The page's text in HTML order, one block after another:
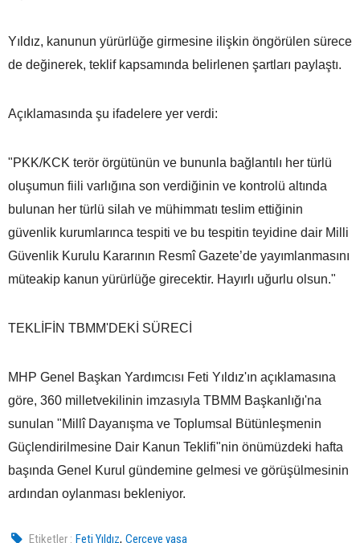
Yıldız, kanunun yürürlüğe girmesine ilişkin öngörülen sürece
de değinerek, teklif kapsamında belirlenen şartları paylaştı.
Açıklamasında şu ifadelere yer verdi:
"PKK/KCK terör örgütünün ve bununla bağlantılı her türlü
oluşumun fiili varlığına son verdiğinin ve kontrolü altında
bulunan her türlü silah ve mühimmatı teslim ettiğinin
güvenlik kurumlarınca tespiti ve bu tespitin teyidine dair Milli
Güvenlik Kurulu Kararının Resmî Gazete’de yayımlanmasını
müteakip kanun yürürlüğe girecektir. Hayırlı uğurlu olsun."
TEKLİFİN TBMM'DEKİ SÜRECİ
MHP Genel Başkan Yardımcısı Feti Yıldız'ın açıklamasına
göre, 360 milletvekilinin imzasıyla TBMM Başkanlığı'na
sunulan "Millî Dayanışma ve Toplumsal Bütünleşmenin
Güçlendirilmesine Dair Kanun Teklifi"nin önümüzdeki hafta
başında Genel Kurul gündemine gelmesi ve görüşülmesinin
ardından oylanması bekleniyor.
Etiketler : Feti Yıldız,Çerçeve yasa